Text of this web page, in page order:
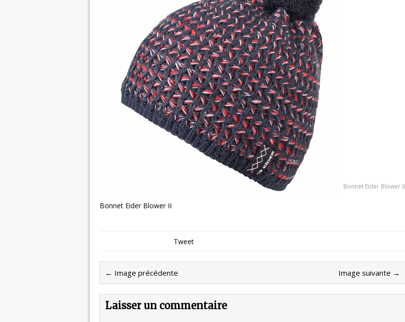
Bonnet Eider Blower II
Bonnet Eider Blower II
Tweet
← Image précédente Image suivante →
Laisser un commentaire